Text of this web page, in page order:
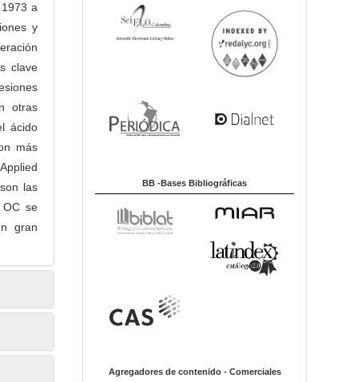
a
y
clave
otras
ácido
más
las
OC se
gran
BB -Bases Bibliográficas
Agregadores de contenido - Comerciales